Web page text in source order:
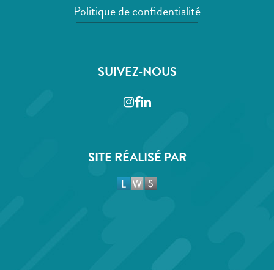
Politique de confidentialité
SUIVEZ-NOUS
Instagram
Facebook
LinkedIn
SITE RÉALISÉ PAR